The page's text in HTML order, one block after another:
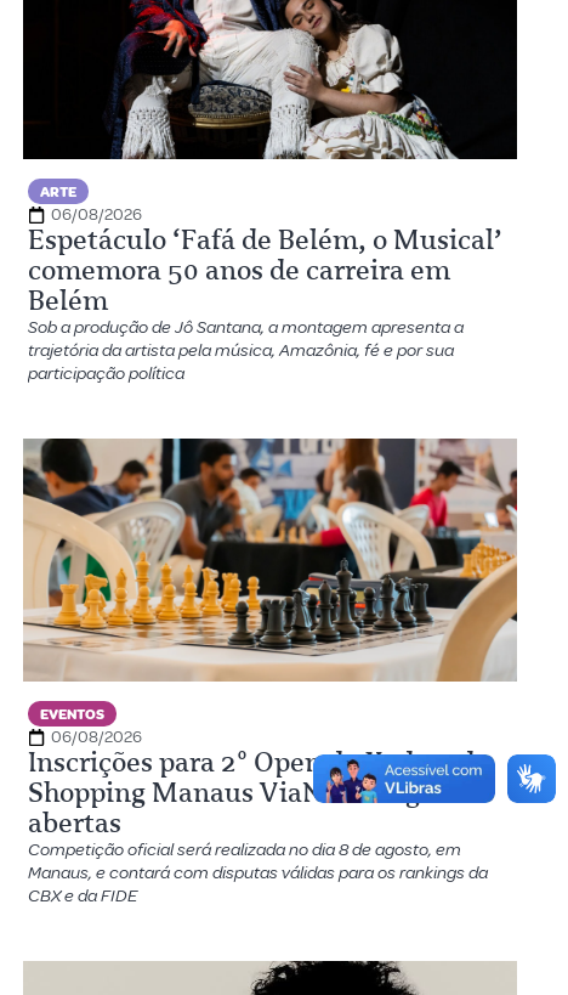
ARTE
06/08/2026
Espetáculo ‘Fafá de Belém, o Musical’
comemora 50 anos de carreira em
Belém
Sob a produção de Jô Santana, a montagem apresenta a
trajetória da artista pela música, Amazônia, fé e por sua
participação política
EVENTOS
06/08/2026
Inscrições para 2º Open de Xadrez do
Shopping Manaus ViaNorte seguem
abertas
Competição oficial será realizada no dia 8 de agosto, em
Manaus, e contará com disputas válidas para os rankings da
CBX e da FIDE